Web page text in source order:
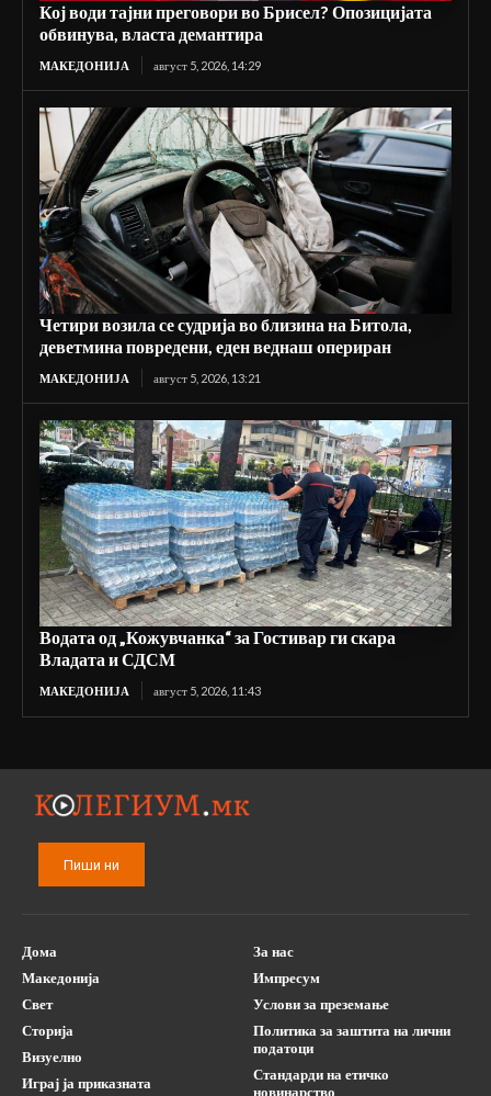
Кој води тајни преговори во Брисел? Опозицијата
обвинува, власта демантира
МАКЕДОНИЈА август 5, 2026, 14:29
Четири возила се судрија во близина на Битола,
деветмина повредени, еден веднаш опериран
МАКЕДОНИЈА август 5, 2026, 13:21
Водата од „Кожувчанка“ за Гостивар ги скара
Владата и СДСМ
МАКЕДОНИЈА август 5, 2026, 11:43
Пиши ни
Дома
Македонија
Свет
Сторија
Визуелно
Играј ја приказната
За нас
Импресум
Услови за преземање
Политика за заштита на лични
податоци
Стандарди на етичко
новинарство